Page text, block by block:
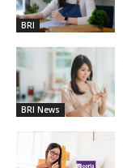
BRI
BRI News